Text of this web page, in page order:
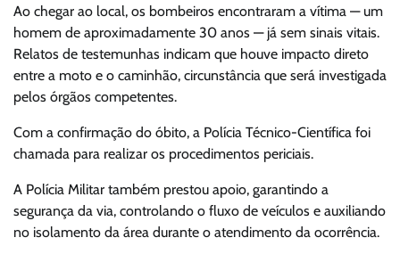
Ao chegar ao local, os bombeiros encontraram a vítima — um
homem de aproximadamente 30 anos — já sem sinais vitais.
Relatos de testemunhas indicam que houve impacto direto
entre a moto e o caminhão, circunstância que será investigada
pelos órgãos competentes.
Com a confirmação do óbito, a Polícia Técnico-Científica foi
chamada para realizar os procedimentos periciais.
A Polícia Militar também prestou apoio, garantindo a
segurança da via, controlando o fluxo de veículos e auxiliando
no isolamento da área durante o atendimento da ocorrência.